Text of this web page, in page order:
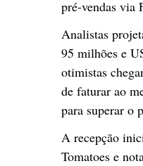
pré-vendas via
Analistas
95 milhões e
otimistas
de faturar ao
para superar o
A recepção
Tomatoes e